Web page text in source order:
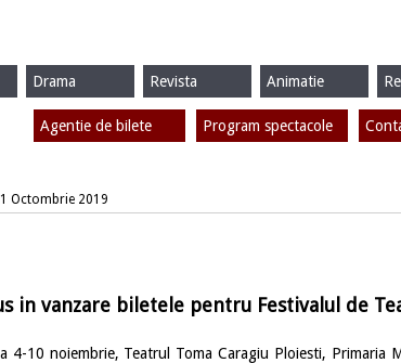
Animatie
Revista
Drama
Program spectacole
Agentie de bilete
Octombrie 2019
in vanzare biletele pentru Festivalul de
noiembrie, Teatrul Toma Caragiu Ploiesti, Primaria